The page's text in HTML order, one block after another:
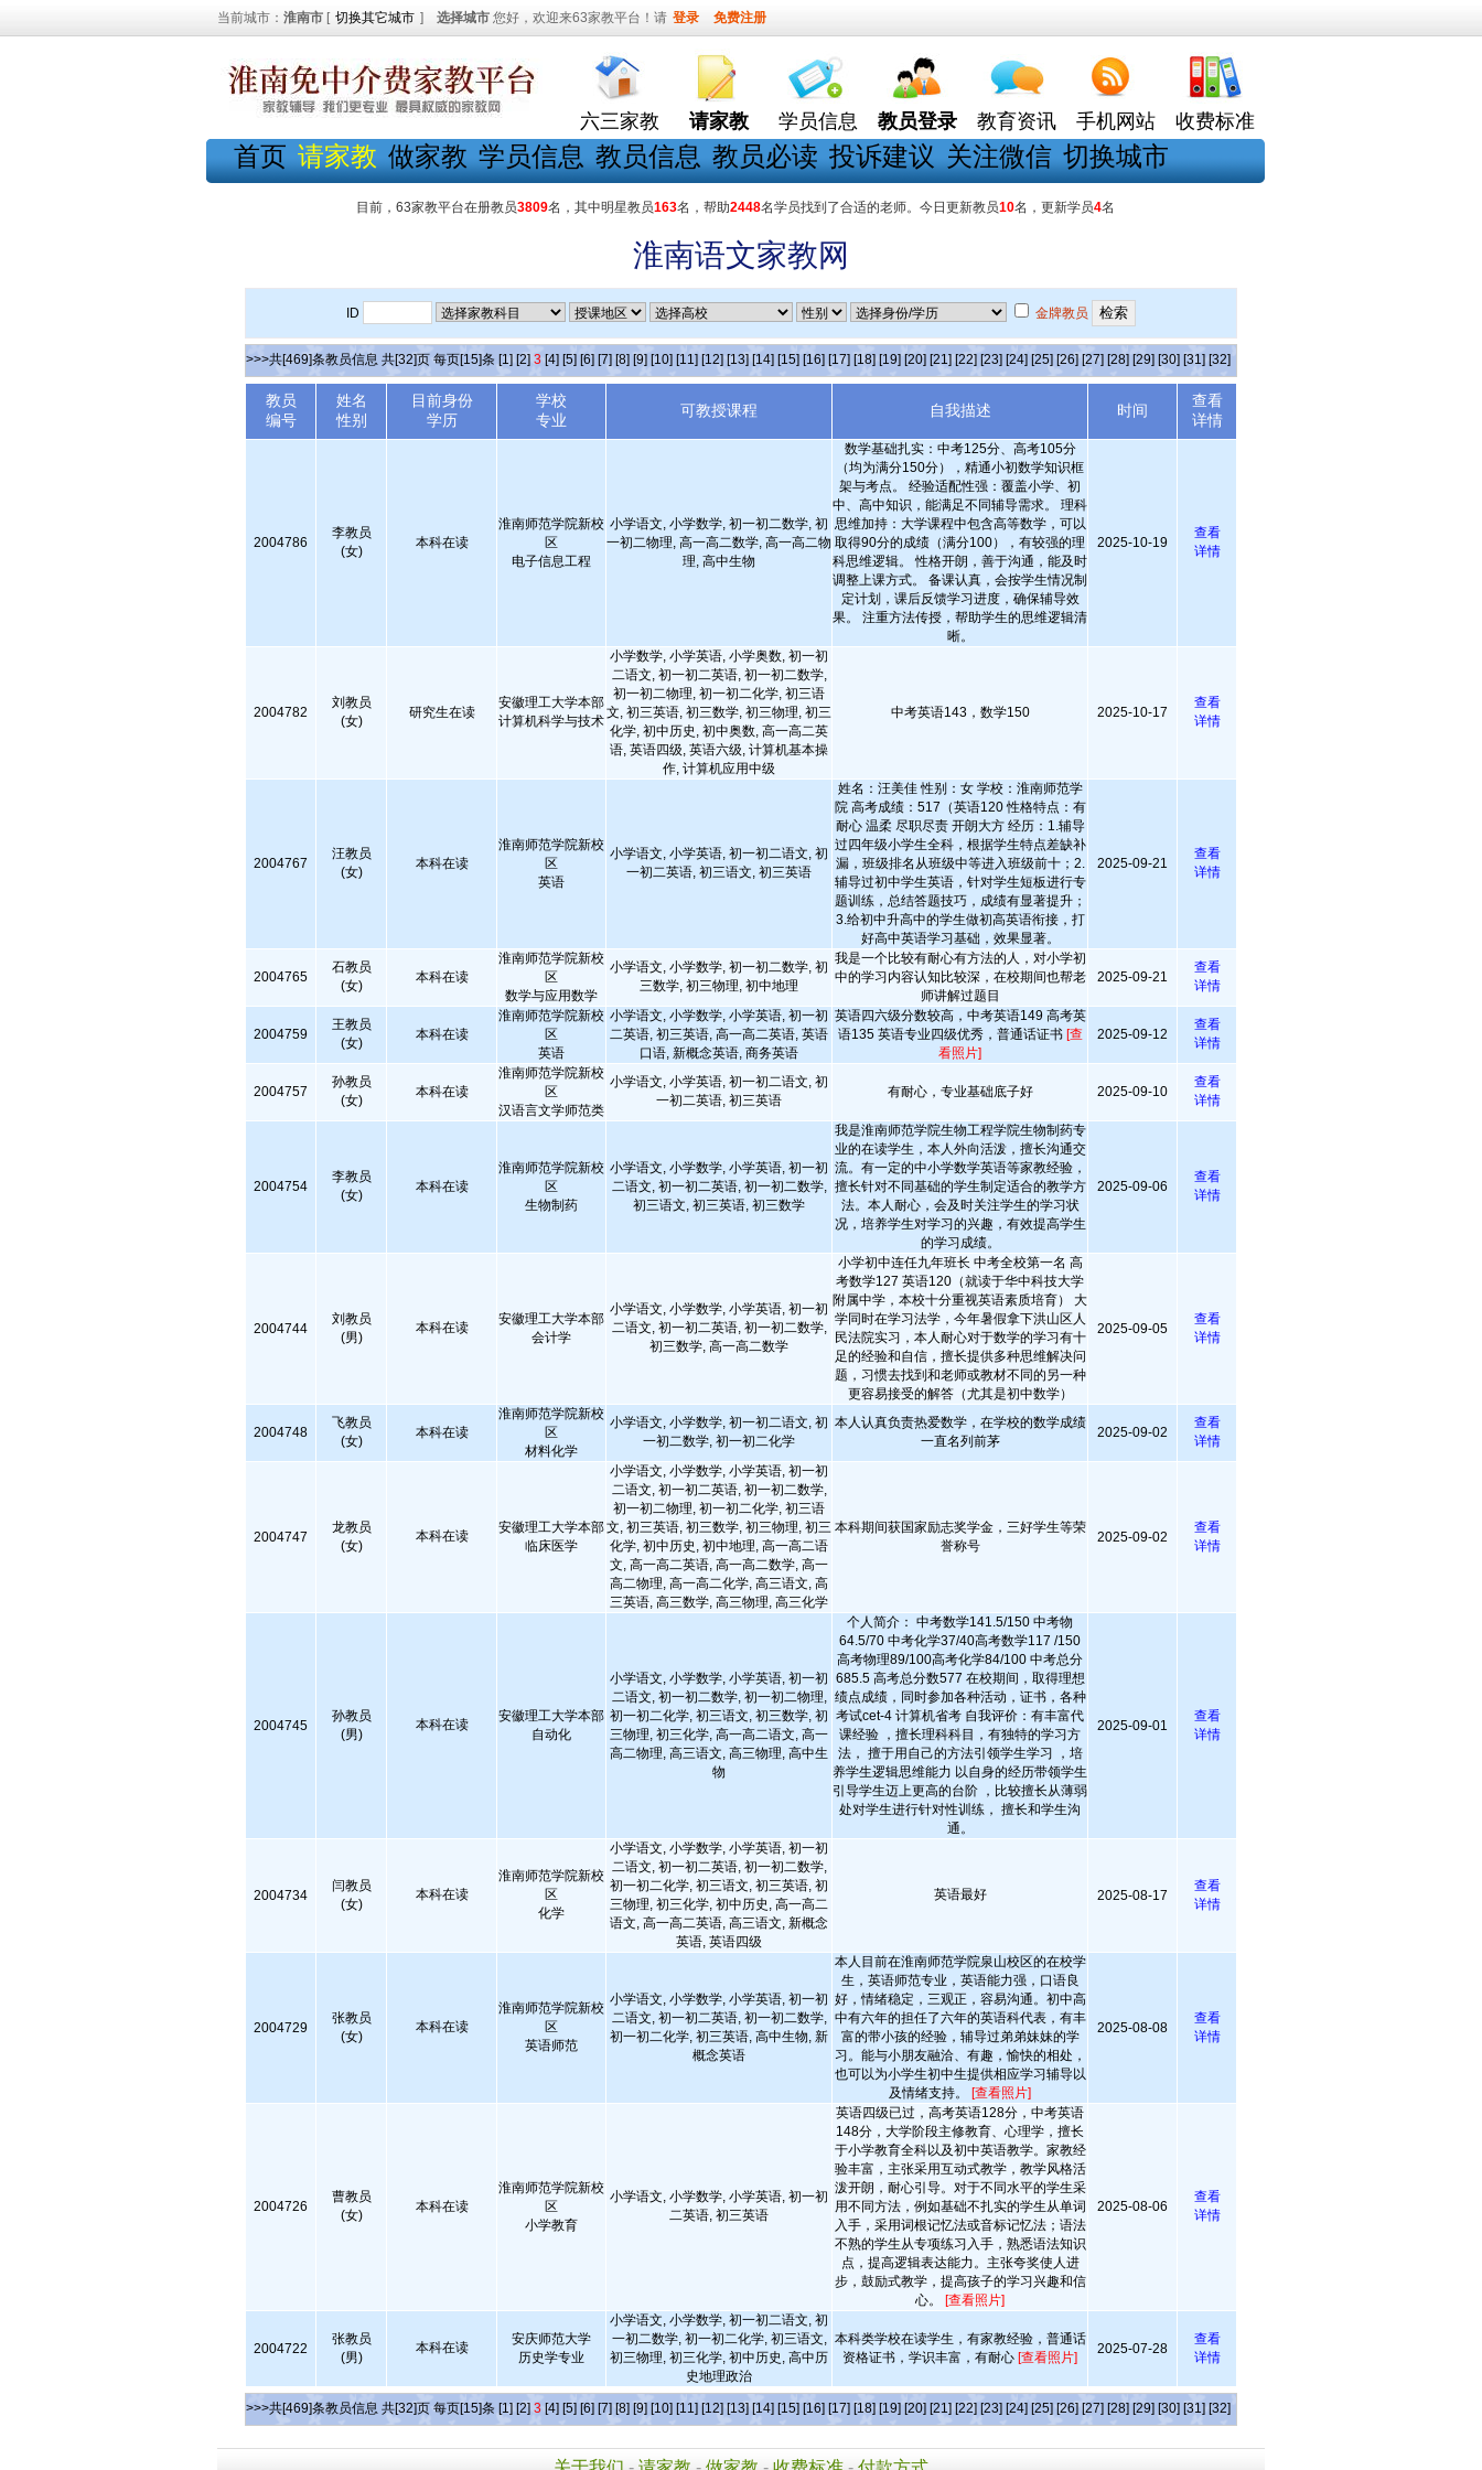
当前城市： 淮南市 [ 切换其它城市 ] 选择城市 您好，欢迎来63家教平台！请 登录 免费注册
六三家教 请家教 学员信息 教员登录 教育资讯 手机网站 收费标准
首页 请家教 做家教 学员信息 教员信息 教员必读 投诉建议 关注微信 切换城市
目前，63家教平台在册教员3809名，其中明星教员163名，帮助2448名学员找到了合适的老师。今日更新教员10名，更新学员4名
淮南语文家教网
ID 金牌教员
>>>共[469]条教员信息 共[32]页 每页[15]条 [1] [2] 3 [4] [5] [6] [7] [8] [9] [10] [11] [12] [13] [14] [15] [16] [17] [18] [19] [20] [21] [22] [23] [24] [25] [26] [27] [28] [29] [30] [31] [32]
教员
编号
姓名
性别
目前身份
学历
学校
专业
可教授课程 自我描述 时间
查看
详情
2004786
李教员
(女)
本科在读
淮南师范学院新校
区
电子信息工程
小学语文, 小学数学, 初一初二数学, 初
一初二物理, 高一高二数学, 高一高二物
理, 高中生物
数学基础扎实：中考125分、高考105分
（均为满分150分），精通小初数学知识框
架与考点。 经验适配性强：覆盖小学、初
中、高中知识，能满足不同辅导需求。 理科
思维加持：大学课程中包含高等数学，可以
取得90分的成绩（满分100），有较强的理
科思维逻辑。 性格开朗，善于沟通，能及时
调整上课方式。 备课认真，会按学生情况制
定计划，课后反馈学习进度，确保辅导效
果。 注重方法传授，帮助学生的思维逻辑清
晰。
2025-10-19
查看
详情
2004782
刘教员
(女)
研究生在读
安徽理工大学本部
计算机科学与技术
小学数学, 小学英语, 小学奥数, 初一初
二语文, 初一初二英语, 初一初二数学,
初一初二物理, 初一初二化学, 初三语
文, 初三英语, 初三数学, 初三物理, 初三
化学, 初中历史, 初中奥数, 高一高二英
语, 英语四级, 英语六级, 计算机基本操
作, 计算机应用中级
中考英语143，数学150 2025-10-17
查看
详情
2004767
汪教员
(女)
本科在读
淮南师范学院新校
区
英语
小学语文, 小学英语, 初一初二语文, 初
一初二英语, 初三语文, 初三英语
姓名：汪美佳 性别：女 学校：淮南师范学
院 高考成绩：517（英语120 性格特点：有
耐心 温柔 尽职尽责 开朗大方 经历：1.辅导
过四年级小学生全科，根据学生特点差缺补
漏，班级排名从班级中等进入班级前十；2.
辅导过初中学生英语，针对学生短板进行专
题训练，总结答题技巧，成绩有显著提升；
3.给初中升高中的学生做初高英语衔接，打
好高中英语学习基础，效果显著。
2025-09-21
查看
详情
2004765
石教员
(女)
本科在读
淮南师范学院新校
区
数学与应用数学
小学语文, 小学数学, 初一初二数学, 初
三数学, 初三物理, 初中地理
我是一个比较有耐心有方法的人，对小学初
中的学习内容认知比较深，在校期间也帮老
师讲解过题目
2025-09-21
查看
详情
2004759
王教员
(女)
本科在读
淮南师范学院新校
区
英语
小学语文, 小学数学, 小学英语, 初一初
二英语, 初三英语, 高一高二英语, 英语
口语, 新概念英语, 商务英语
英语四六级分数较高，中考英语149 高考英
语135 英语专业四级优秀，普通话证书 [查
看照片]
2025-09-12
查看
详情
2004757
孙教员
(女)
本科在读
淮南师范学院新校
区
汉语言文学师范类
小学语文, 小学英语, 初一初二语文, 初
一初二英语, 初三英语
有耐心，专业基础底子好 2025-09-10
查看
详情
2004754
李教员
(女)
本科在读
淮南师范学院新校
区
生物制药
小学语文, 小学数学, 小学英语, 初一初
二语文, 初一初二英语, 初一初二数学,
初三语文, 初三英语, 初三数学
我是淮南师范学院生物工程学院生物制药专
业的在读学生，本人外向活泼，擅长沟通交
流。有一定的中小学数学英语等家教经验，
擅长针对不同基础的学生制定适合的教学方
法。本人耐心，会及时关注学生的学习状
况，培养学生对学习的兴趣，有效提高学生
的学习成绩。
2025-09-06
查看
详情
2004744
刘教员
(男)
本科在读
安徽理工大学本部
会计学
小学语文, 小学数学, 小学英语, 初一初
二语文, 初一初二英语, 初一初二数学,
初三数学, 高一高二数学
小学初中连任九年班长 中考全校第一名 高
考数学127 英语120（就读于华中科技大学
附属中学，本校十分重视英语素质培育） 大
学同时在学习法学，今年暑假拿下洪山区人
民法院实习，本人耐心对于数学的学习有十
足的经验和自信，擅长提供多种思维解决问
题，习惯去找到和老师或教材不同的另一种
更容易接受的解答（尤其是初中数学）
2025-09-05
查看
详情
2004748
飞教员
(女)
本科在读
淮南师范学院新校
区
材料化学
小学语文, 小学数学, 初一初二语文, 初
一初二数学, 初一初二化学
本人认真负责热爱数学，在学校的数学成绩
一直名列前茅
2025-09-02
查看
详情
2004747
龙教员
(女)
本科在读
安徽理工大学本部
临床医学
小学语文, 小学数学, 小学英语, 初一初
二语文, 初一初二英语, 初一初二数学,
初一初二物理, 初一初二化学, 初三语
文, 初三英语, 初三数学, 初三物理, 初三
化学, 初中历史, 初中地理, 高一高二语
文, 高一高二英语, 高一高二数学, 高一
高二物理, 高一高二化学, 高三语文, 高
三英语, 高三数学, 高三物理, 高三化学
本科期间获国家励志奖学金，三好学生等荣
誉称号
2025-09-02
查看
详情
2004745
孙教员
(男)
本科在读
安徽理工大学本部
自动化
小学语文, 小学数学, 小学英语, 初一初
二语文, 初一初二数学, 初一初二物理,
初一初二化学, 初三语文, 初三数学, 初
三物理, 初三化学, 高一高二语文, 高一
高二物理, 高三语文, 高三物理, 高中生
物
个人简介： 中考数学141.5/150 中考物
64.5/70 中考化学37/40高考数学117 /150
高考物理89/100高考化学84/100 中考总分
685.5 高考总分数577 在校期间，取得理想
绩点成绩，同时参加各种活动，证书，各种
考试cet-4 计算机省考 自我评价：有丰富代
课经验 ，擅长理科科目，有独特的学习方
法， 擅于用自己的方法引领学生学习 ，培
养学生逻辑思维能力 以自身的经历带领学生
引导学生迈上更高的台阶 ，比较擅长从薄弱
处对学生进行针对性训练， 擅长和学生沟
通。
2025-09-01
查看
详情
2004734
闫教员
(女)
本科在读
淮南师范学院新校
区
化学
小学语文, 小学数学, 小学英语, 初一初
二语文, 初一初二英语, 初一初二数学,
初一初二化学, 初三语文, 初三英语, 初
三物理, 初三化学, 初中历史, 高一高二
语文, 高一高二英语, 高三语文, 新概念
英语, 英语四级
英语最好 2025-08-17
查看
详情
2004729
张教员
(女)
本科在读
淮南师范学院新校
区
英语师范
小学语文, 小学数学, 小学英语, 初一初
二语文, 初一初二英语, 初一初二数学,
初一初二化学, 初三英语, 高中生物, 新
概念英语
本人目前在淮南师范学院泉山校区的在校学
生，英语师范专业，英语能力强，口语良
好，情绪稳定，三观正，容易沟通。初中高
中有六年的担任了六年的英语科代表，有丰
富的带小孩的经验，辅导过弟弟妹妹的学
习。能与小朋友融洽、有趣，愉快的相处，
也可以为小学生初中生提供相应学习辅导以
及情绪支持。 [查看照片]
2025-08-08
查看
详情
2004726
曹教员
(女)
本科在读
淮南师范学院新校
区
小学教育
小学语文, 小学数学, 小学英语, 初一初
二英语, 初三英语
英语四级已过，高考英语128分，中考英语
148分，大学阶段主修教育、心理学，擅长
于小学教育全科以及初中英语教学。家教经
验丰富，主张采用互动式教学，教学风格活
泼开朗，耐心引导。对于不同水平的学生采
用不同方法，例如基础不扎实的学生从单词
入手，采用词根记忆法或音标记忆法；语法
不熟的学生从专项练习入手，熟悉语法知识
点，提高逻辑表达能力。主张夸奖使人进
步，鼓励式教学，提高孩子的学习兴趣和信
心。 [查看照片]
2025-08-06
查看
详情
2004722
张教员
(男)
本科在读
安庆师范大学
历史学专业
小学语文, 小学数学, 初一初二语文, 初
一初二数学, 初一初二化学, 初三语文,
初三物理, 初三化学, 初中历史, 高中历
史地理政治
本科类学校在读学生，有家教经验，普通话
资格证书，学识丰富，有耐心 [查看照片]
2025-07-28
查看
详情
>>>共[469]条教员信息 共[32]页 每页[15]条 [1] [2] 3 [4] [5] [6] [7] [8] [9] [10] [11] [12] [13] [14] [15] [16] [17] [18] [19] [20] [21] [22] [23] [24] [25] [26] [27] [28] [29] [30] [31] [32]